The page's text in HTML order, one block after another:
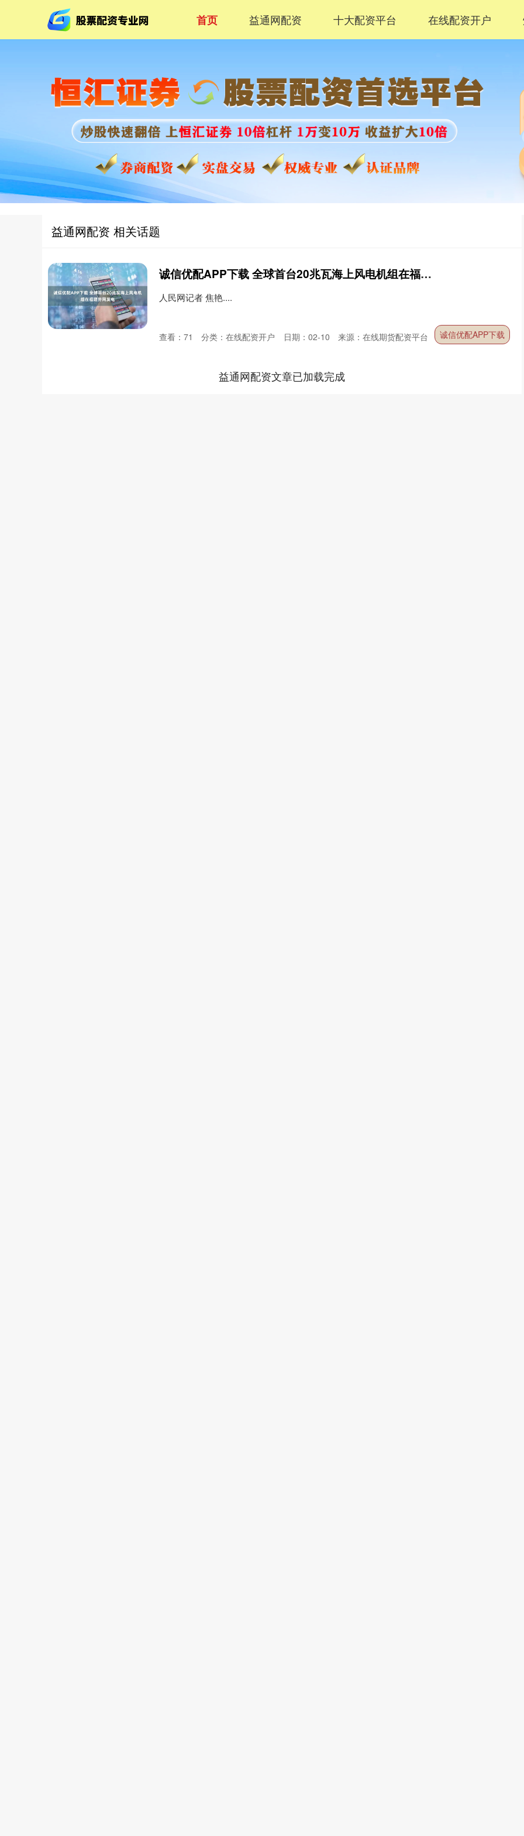
首页 益通网配资 十大配资平台 在线配资开户
益通网配资 相关话题
诚信优配APP下载 全球首台20兆瓦海上风电机组在福建并网发电
人民网记者 焦艳....
诚信优配APP下载
日期：02-10 来源：在线期货配资平台
查看： 71 分类： 在线配资开户
益通网配资文章已加载完成